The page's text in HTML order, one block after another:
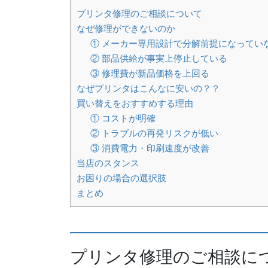
プリンタ修理のご相談について
なぜ修理ができないのか
① メーカー専用設計で分解前提になってい
② 部品供給が事実上停止している
③ 修理費が新品価格を上回る
なぜプリンタはこんなに安いの？？
買い替えをおすすめする理由
① コストが明確
② トラブルの再発リスクが低い
③ 消費電力・印刷速度が改善
当店のスタンス
お困りの場合の選択肢
まとめ
プリンタ修理のご相談に